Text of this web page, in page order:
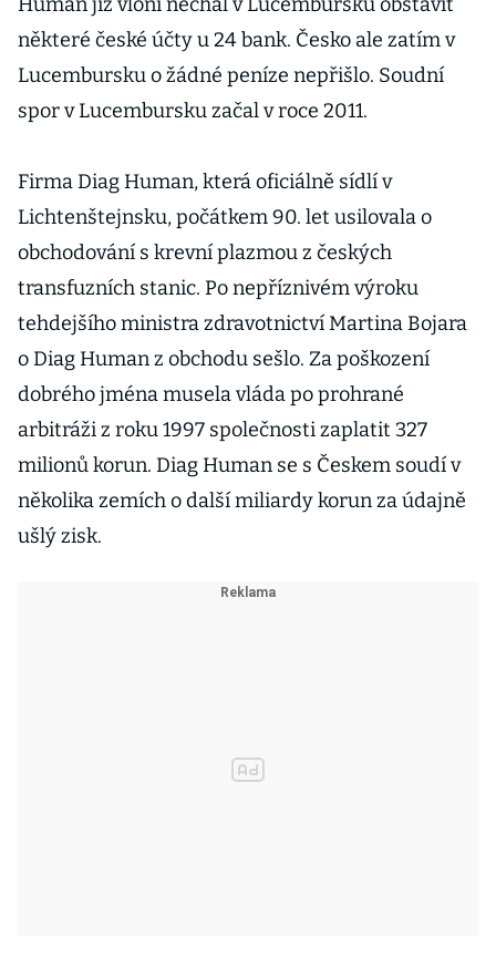
některé české účty u 24 bank. Česko ale zatím v
Lucembursku o žádné peníze nepřišlo. Soudní
spor v Lucembursku začal v roce 2011.
Firma Diag Human, která oficiálně sídlí v
Lichtenštejnsku, počátkem 90. let usilovala o
obchodování s krevní plazmou z českých
transfuzních stanic. Po nepříznivém výroku
tehdejšího ministra zdravotnictví Martina Bojara
o Diag Human z obchodu sešlo. Za poškození
dobrého jména musela vláda po prohrané
arbitráži z roku 1997 společnosti zaplatit 327
milionů korun. Diag Human se s Českem soudí v
několika zemích o další miliardy korun za údajně
ušlý zisk.